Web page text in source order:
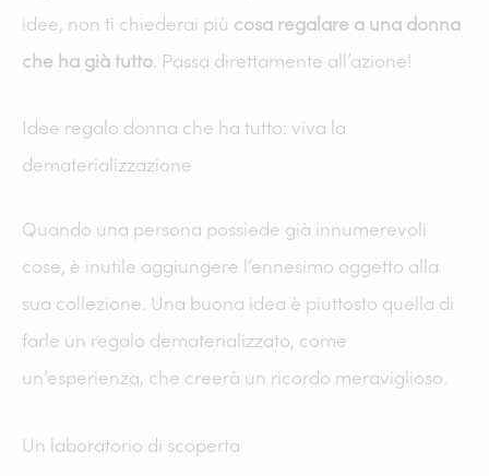
idee, non ti chiederai più cosa regalare a una donna
che ha già tutto. Passa direttamente all’azione!
Idee regalo donna che ha tutto: viva la
dematerializzazione
Quando una persona possiede già innumerevoli
cose, è inutile aggiungere l’ennesimo oggetto alla
sua collezione. Una buona idea è piuttosto quella di
farle un regalo dematerializzato, come
un’esperienza, che creerà un ricordo meraviglioso.
Un laboratorio di scoperta